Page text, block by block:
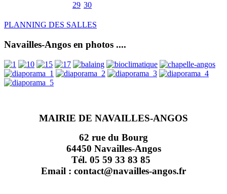
29 30
PLANNING DES SALLES
Navailles-Angos en photos ....
MAIRIE DE NAVAILLES-ANGOS
62 rue du Bourg
64450 Navailles-Angos
Tél. 05 59 33 83 85
Email : contact@navailles-angos.fr